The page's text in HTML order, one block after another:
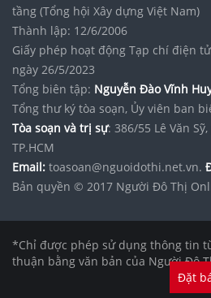
tầng (Tổng hội Xây dựng Việt Nam)
Thành lập: 12/6/2006
Giấy phép hoạt động Tạp chí điện tử
ngày 26/5/2023
Tổng biên tập: Nguyễn Đào Vĩnh
Tổng thư ký tòa soạn, Ủy viên ban
Tòa soạn và trị sự: 386/55 Lê Văn
TP.HCM
Email: toasoan@nguoidothi.net.vn.
Bản quyền © 2017 Người Đô Thị
*Chỉ được phép sử dụng thông tin
thuận bằng văn bản của Người Đô
Đặt